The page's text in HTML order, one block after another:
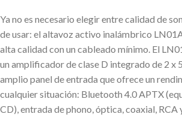
Ya no es necesario elegir entre calidad de
de usar: el altavoz activo inalámbrico
alta calidad con un cableado mínimo. El
un amplificador de clase D integrado de 2 x
amplio panel de entrada que ofrece un
cualquier situación: Bluetooth 4.0 APTX
CD), entrada de phono, óptica, coaxial, RCA